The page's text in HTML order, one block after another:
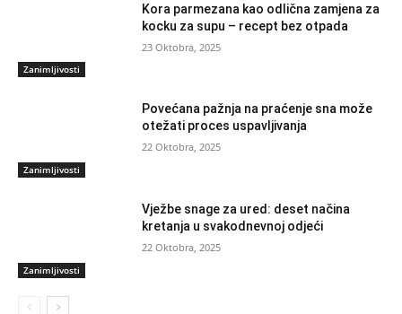
Zanimljivosti
Kora parmezana kao odlična zamjena za
kocku za supu – recept bez otpada
23 Oktobra, 2025
Zanimljivosti
Povećana pažnja na praćenje sna može
otežati proces uspavljivanja
22 Oktobra, 2025
Zanimljivosti
Vježbe snage za ured: deset načina
kretanja u svakodnevnoj odjeći
22 Oktobra, 2025